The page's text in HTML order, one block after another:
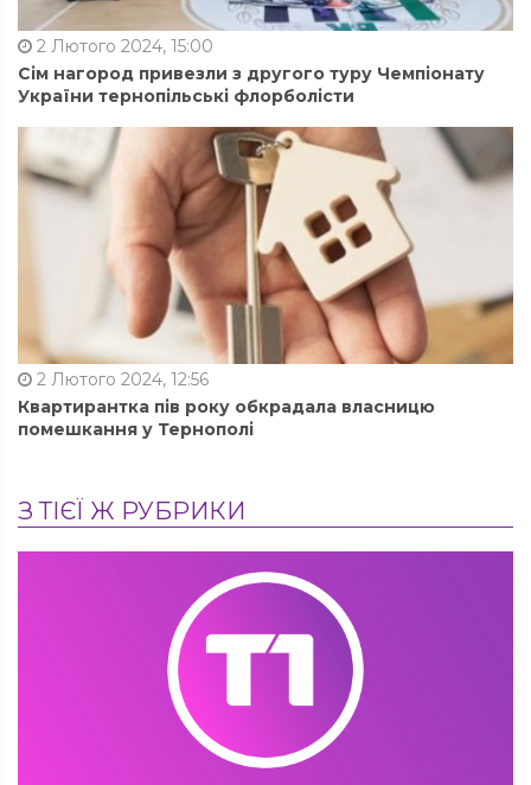
2 Лютого 2024, 15:00
Сім нагород привезли з другого туру Чемпіонату
України тернопільські флорболісти
2 Лютого 2024, 12:56
Квартирантка пів року обкрадала власницю
помешкання у Тернополі
З ТІЄЇ Ж РУБРИКИ